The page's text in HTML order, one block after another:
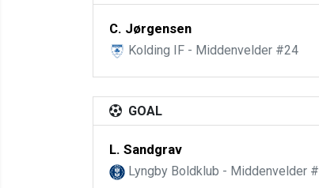
C. Jørgensen
Kolding IF - Middenvelder #24
GOAL
L. Sandgrav
Lyngby Boldklub - Middenvelder #